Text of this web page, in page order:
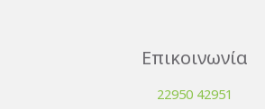
Επικοινωνία
22950 42951